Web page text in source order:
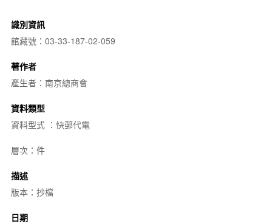
識別資訊
館藏號：03-33-187-02-059
著作者
產生者：南京總商會
資料類型
資料型式 ：快郵代電
層次：件
描述
版本：抄檔
日期